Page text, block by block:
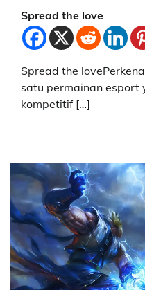
Spread the love
Spread the
satu permainan esport
kompetitif […]